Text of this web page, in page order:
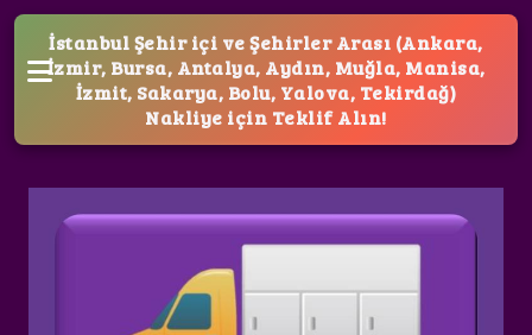
İstanbul Şehir içi ve Şehirler Arası (Ankara,
İzmir, Bursa, Antalya, Aydın, Muğla, Manisa,
İzmit, Sakarya, Bolu, Yalova, Tekirdağ)
Nakliye için Teklif Alın!